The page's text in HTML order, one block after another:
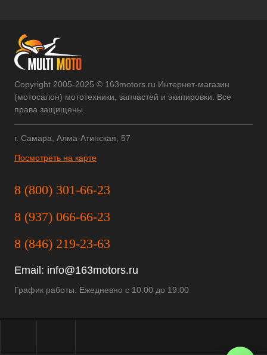
Copyright 2005-2025 © 163motors.ru Интернет-магазин
(мотосалон) мототехники, запчастей и экипировки. Все
права защищены.
г. Самара, Алма-Атинская, 57
Посмотреть на карте
8 (800) 301-66-23
8 (937) 066-66-23
8 (846) 219-23-63
Email: info@163motors.ru
График работы: Ежедневно с 10:00 до 19:00